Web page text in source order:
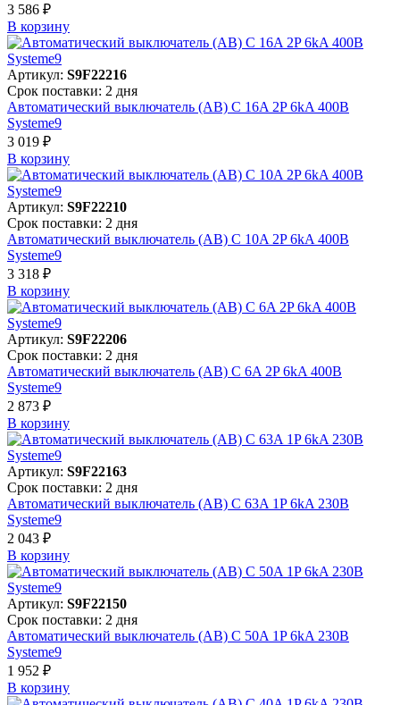
3 586 ₽
В корзинy
Артикул: S9F22216
Срок поставки: 2 дня
Автоматический выключатель (АВ) C 16A 2P 6kA 400В
Systeme9
3 019 ₽
В корзинy
Артикул: S9F22210
Срок поставки: 2 дня
Автоматический выключатель (АВ) C 10A 2P 6kA 400В
Systeme9
3 318 ₽
В корзинy
Артикул: S9F22206
Срок поставки: 2 дня
Автоматический выключатель (АВ) C 6A 2P 6kA 400В
Systeme9
2 873 ₽
В корзинy
Артикул: S9F22163
Срок поставки: 2 дня
Автоматический выключатель (АВ) C 63A 1P 6kA 230В
Systeme9
2 043 ₽
В корзинy
Артикул: S9F22150
Срок поставки: 2 дня
Автоматический выключатель (АВ) C 50A 1P 6kA 230В
Systeme9
1 952 ₽
В корзинy